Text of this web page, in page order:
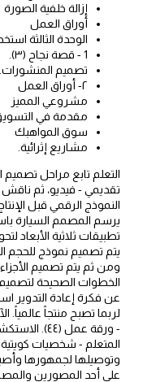
إزالة خلفية الصورة
أوراق العمل
الوحدة الثالثة
1 - قصة نجاح (۳).
تصميم المنشورات.
٢- أوراق العمل
مشروعي المميز
مقدمة في
سوق المواهبك
مشاريع إثرائية.
التعلم تابع مراحل
تقديمي - فيديو، ثم
يرسم المصمم السيارة
يتم تصميم نموذج للحجم
ومن ثم يتم تصميم الأجزاء
الخطوات الصحيحة
عن فكرة إعادة التدوير
لربما تصبح منتجاً
المتعلم - شخصيات
وتوصيلها لجمهورها
على أحد المصورين